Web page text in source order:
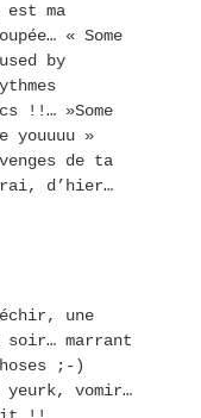
ma
« Some
by
!!… »Some
youuuu »
de ta
d’hier…
une
soir… marrant
;-)
yeurk, vomir…